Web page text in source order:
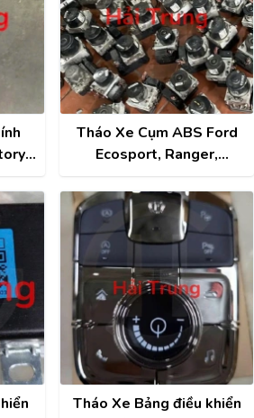
Tháo Xe Cụm ABS Ford
Ecosport, Ranger,
Territory, Transit
Tháo Xe Bảng điều khiển